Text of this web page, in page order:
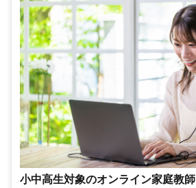
小中高生対象のオンライン家庭教師